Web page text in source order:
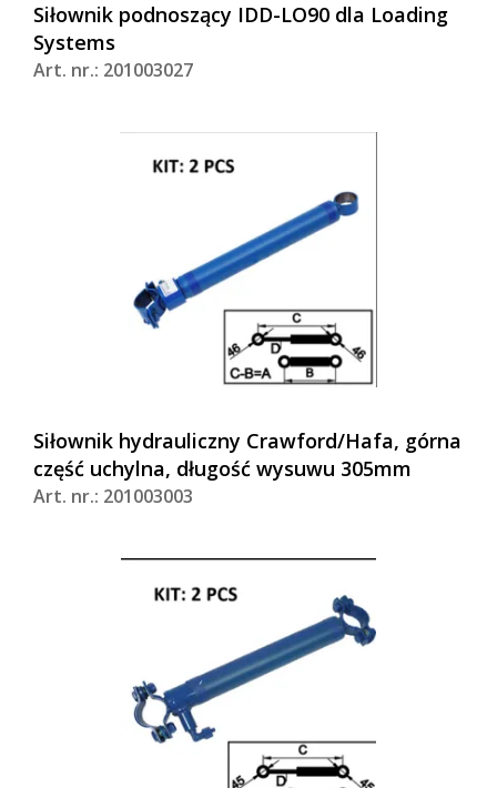
Siłownik podnoszący IDD-LO90 dla Loading
Systems
Art. nr.: 201003027
Siłownik hydrauliczny Crawford/Hafa, górna
część uchylna, długość wysuwu 305mm
Art. nr.: 201003003